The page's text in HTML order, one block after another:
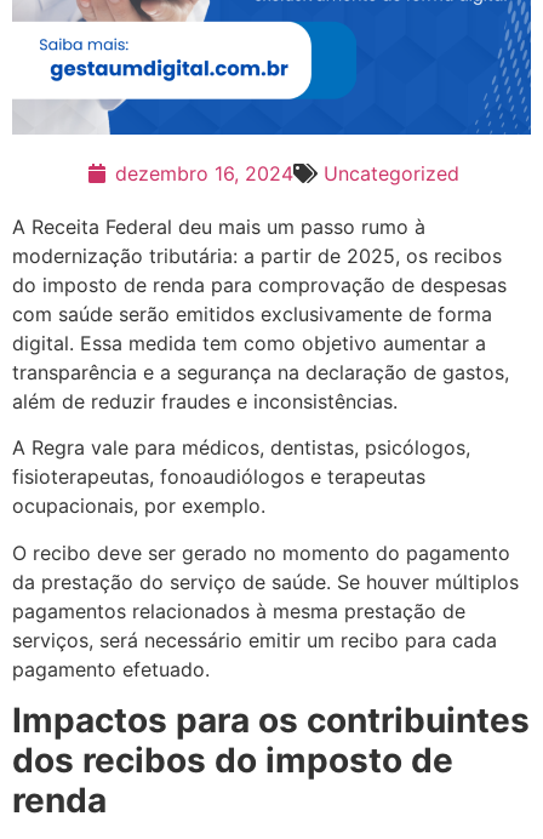
dezembro 16, 2024 Uncategorized
A Receita Federal deu mais um passo rumo à
modernização tributária: a partir de 2025, os recibos
do imposto de renda para comprovação de despesas
com saúde serão emitidos exclusivamente de forma
digital. Essa medida tem como objetivo aumentar a
transparência e a segurança na declaração de gastos,
além de reduzir fraudes e inconsistências.
A Regra vale para médicos, dentistas, psicólogos,
fisioterapeutas, fonoaudiólogos e terapeutas
ocupacionais, por exemplo.
O recibo deve ser gerado no momento do pagamento
da prestação do serviço de saúde. Se houver múltiplos
pagamentos relacionados à mesma prestação de
serviços, será necessário emitir um recibo para cada
pagamento efetuado.
Impactos para os contribuintes
dos recibos do imposto de
renda